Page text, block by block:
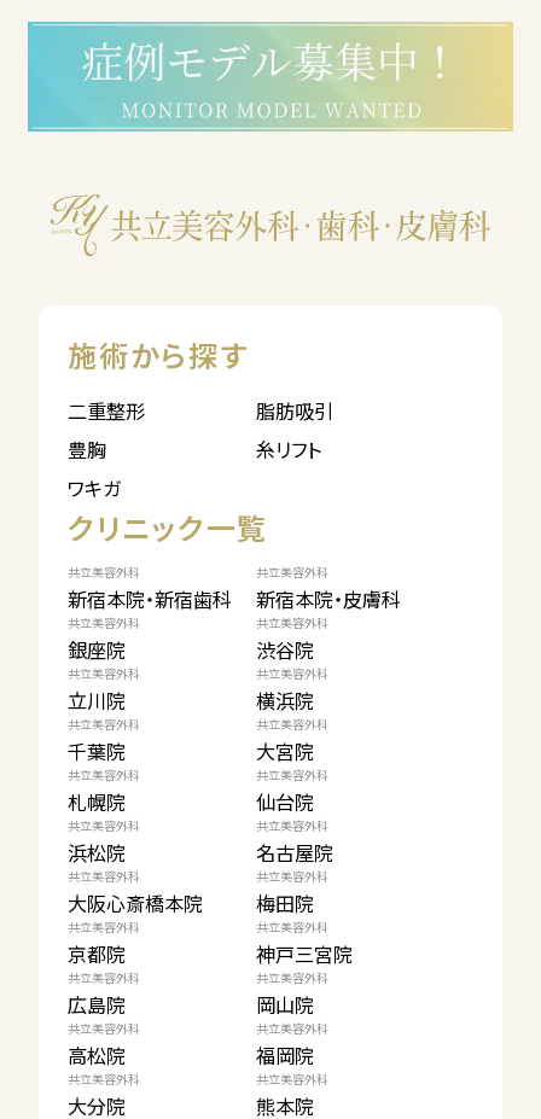
施術から探す
二重整形
脂肪吸引
豊胸
糸リフト
ワキガ
クリニック一覧
共立美容外科
新宿本院・新宿歯科
共立美容外科
新宿本院・皮膚科
共立美容外科
銀座院
共立美容外科
渋谷院
共立美容外科
立川院
共立美容外科
横浜院
共立美容外科
千葉院
共立美容外科
大宮院
共立美容外科
札幌院
共立美容外科
仙台院
共立美容外科
浜松院
共立美容外科
名古屋院
共立美容外科
大阪心斎橋本院
共立美容外科
梅田院
共立美容外科
京都院
共立美容外科
神戸三宮院
共立美容外科
広島院
共立美容外科
岡山院
共立美容外科
高松院
共立美容外科
福岡院
共立美容外科
大分院
共立美容外科
熊本院